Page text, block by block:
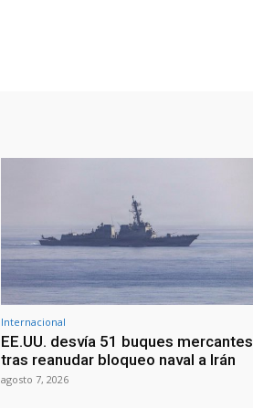
Internacional
EE.UU. desvía 51 buques mercantes
tras reanudar bloqueo naval a Irán
agosto 7, 2026